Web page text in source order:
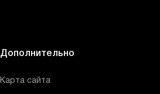
Дополнительно
Карта сайта